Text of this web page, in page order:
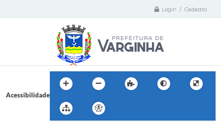
Login / Cadastro
Acessibilidade